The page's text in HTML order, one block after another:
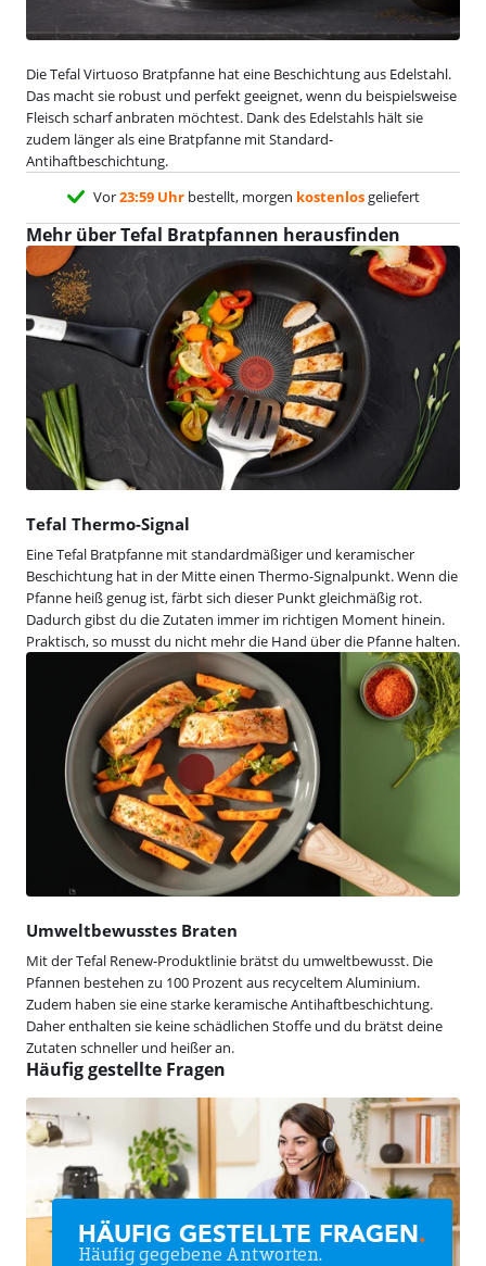
Die Tefal Virtuoso Bratpfanne hat eine Beschichtung aus Edelstahl.
Das macht sie robust und perfekt geeignet, wenn du beispielsweise
Fleisch scharf anbraten möchtest. Dank des Edelstahls hält sie
zudem länger als eine Bratpfanne mit Standard-
Antihaftbeschichtung.
Vor23:59 Uhrbestellt, morgen kostenlosgeliefert
Mehr über Tefal Bratpfannen herausfinden
Tefal Thermo-Signal
Eine Tefal Bratpfanne mit standardmäßiger und keramischer
Beschichtung hat in der Mitte einen Thermo-Signalpunkt. Wenn die
Pfanne heiß genug ist, färbt sich dieser Punkt gleichmäßig rot.
Dadurch gibst du die Zutaten immer im richtigen Moment hinein.
Praktisch, so musst du nicht mehr die Hand über die Pfanne halten.
Umweltbewusstes Braten
Mit der Tefal Renew-Produktlinie brätst du umweltbewusst. Die
Pfannen bestehen zu 100 Prozent aus recyceltem Aluminium.
Zudem haben sie eine starke keramische Antihaftbeschichtung.
Daher enthalten sie keine schädlichen Stoffe und du brätst deine
Zutaten schneller und heißer an.
Häufig gestellte Fragen
HÄUFIG GESTELLTE FRAGEN.
Häufig gegebene Antworten.